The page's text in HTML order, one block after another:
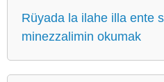
Rüyada la ilahe illa ente
minezzalimin okumak